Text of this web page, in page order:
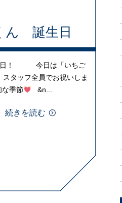
ん 誕生日
日！ 今日は「いちご
タッフ全員でお祝いしま
季節 &n...
続きを読む